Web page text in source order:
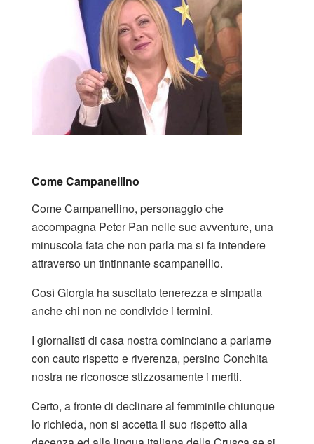
Come Campanellino
Come Campanellino, personaggio che
accompagna Peter Pan nelle sue avventure, una
minuscola fata che non parla ma si fa intendere
attraverso un tintinnante scampanellio.
Così Giorgia ha suscitato tenerezza e simpatia
anche chi non ne condivide i termini.
I giornalisti di casa nostra cominciano a parlarne
con cauto rispetto e riverenza, persino Conchita
nostra ne riconosce stizzosamente i meriti.
Certo, a fronte di declinare al femminile chiunque
lo richieda, non si accetta il suo rispetto alla